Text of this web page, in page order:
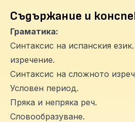
Съдържание и
Граматика:
Синтаксис на испанския
изречение.
Синтаксис на сложното
Условен период.
Пряка и непряка реч.
Словообразуване.